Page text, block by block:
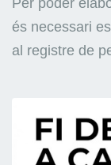
és necessari
al registre de